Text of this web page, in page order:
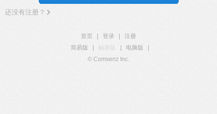
还没有注册？
首页 登录
注册
简易版
触屏版 电脑版
© Comsenz Inc.